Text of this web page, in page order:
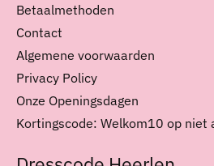
Betaalmethoden
Contact
Algemene voorwaarden
Privacy Policy
Onze Openingsdagen
Kortingscode: Welkom10 op niet